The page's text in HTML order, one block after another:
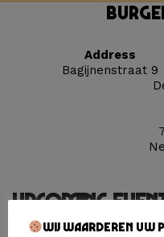
Address
Bagijnenstraat 9
Upcoming
Wij waarderen uw